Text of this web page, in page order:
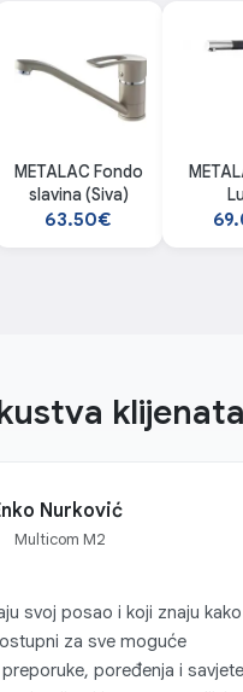
METALAC Fondo
slavina (Siva)
63.50€
klijenata
Nurković
Multicom M2
svoj posao i koji znaju
za sve moguće
poređenja i